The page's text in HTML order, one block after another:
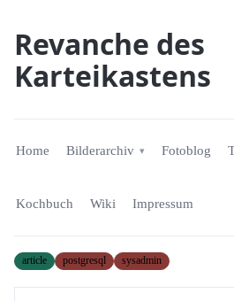
Revanche des
Karteikastens
Home Bilderarchiv Fotoblog
Kochbuch Wiki Impressum
article postgresql sysadmin